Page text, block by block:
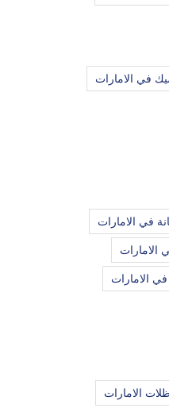
في الامارات
في الامارات
الامارات
الامارات
الامارات